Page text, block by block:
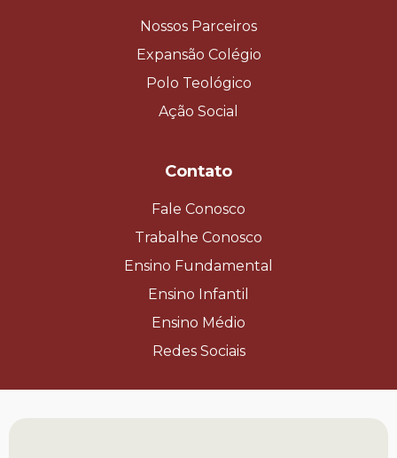
Nossos Parceiros
Expansão Colégio
Polo Teológico
Ação Social
Contato
Fale Conosco
Trabalhe Conosco
Ensino Fundamental
Ensino Infantil
Ensino Médio
Redes Sociais